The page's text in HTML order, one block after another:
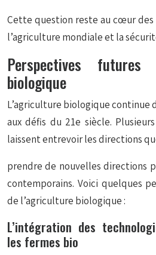
Cette question reste au cœur des
l’agriculture mondiale et la
Perspectives
biologique
L’agriculture biologique continue
aux défis du 21e siècle.
laissent entrevoir les directions
prendre de nouvelles directions
contemporains. Voici quelques
de l’agriculture biologique :
L’intégration des
les fermes bio